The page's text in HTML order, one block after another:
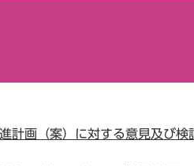
計画（案）に対する意見及び検